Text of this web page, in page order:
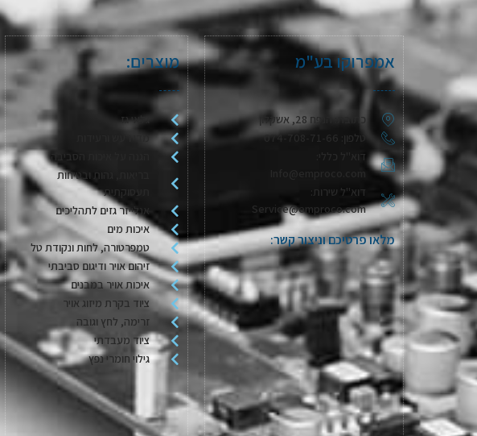
אמפרוקו בע"מ
כתובת: הנפח 28, אשקלון
טלפון: 074-708-71-66
דוא"ל כללי:
Info@emproco.com
דוא"ל שירות:
Service@emproco.com
מלאו פרטיכם וניצור קשר:
מוצרים:
גלאי גז
מדי רעש ורעידות
הגנה על איכות הסביבה
בריאות, גהות ובטיחות
תעסוקתית
אנלייזר גזים לתהליכים
איכות מים
טמפרטורה, לחות ונקודת טל
זיהום אויר ודיגום סביבתי
איכות אויר במבנים
ציוד בקרת מיזוג אויר
זרימה, לחץ וגובה
ציוד מעבדתי
גילוי חומרי נפץ